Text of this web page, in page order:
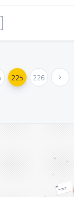
225 226 Weiter »